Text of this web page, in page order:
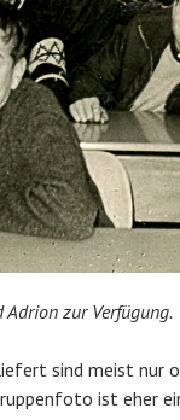
Adrion zur Verfügung.
sind meist nur
ist eher